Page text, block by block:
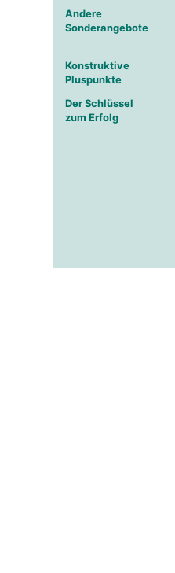
Andere
Sonderangebote
Konstruktive
Pluspunkte
Der Schlüssel
zum Erfolg